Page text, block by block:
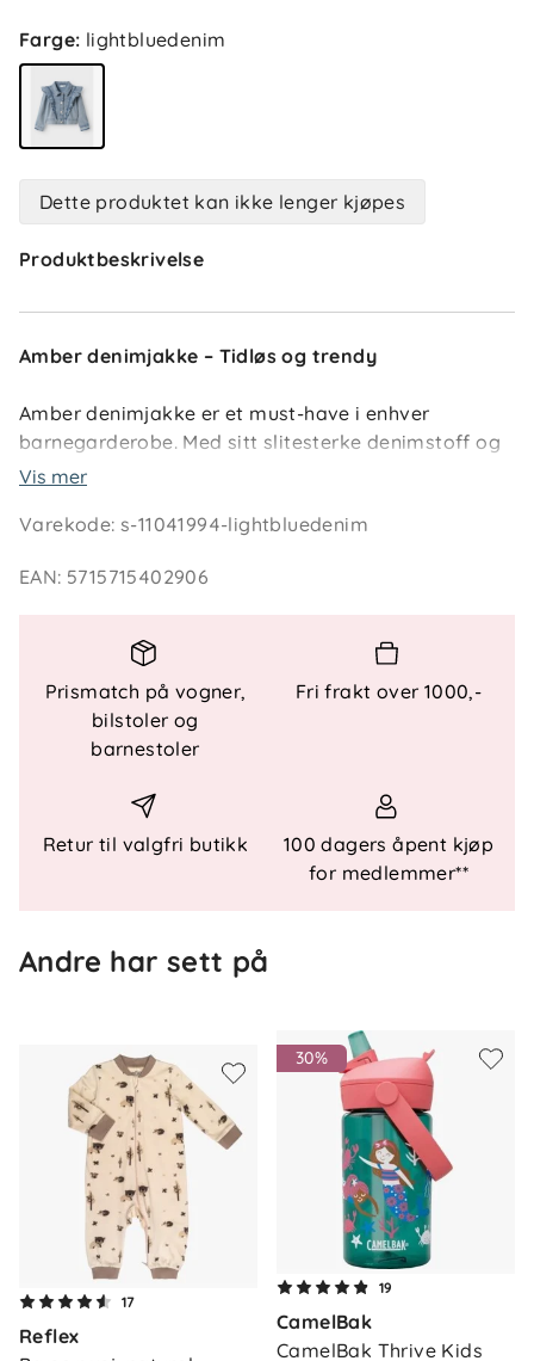
Farge: lightbluedenim
Dette produktet kan ikke lenger kjøpes
Produktbeskrivelse
Amber denimjakke – Tidløs og trendy
Amber denimjakke er et must-have i enhver
barnegarderobe. Med sitt slitesterke denimstoff og
trendy detaljer som sømdetaljer og rysjer,
Funksjonelle detaljer
: Lange ermer
Lukking : Trykknapper
Design : Sømdetaljer og rysjer
Vask/finish: Kraftige rifter for et moderne
Vis mer
Varekode:s-11041994-lightbluedenim
EAN: 5715715402906
Prismatch på vogner,
bilstoler og
barnestoler
Fri frakt over 1000,-
Retur til valgfri butikk
100 dagers åpent kjøp
for medlemmer**
Andre har sett på
17
Reflex
30%
19
CamelBak
CamelBak Thrive Kids
Om oss
Våre butikker
Kontakt oss
Frakt og levering